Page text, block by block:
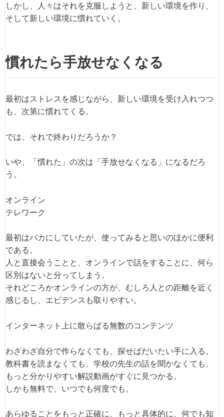
しかし、人々はそれを克服しようと、新しい環境を作り、
そして新しい環境に慣れていく。
慣れたら手放せなくなる
最初はストレスを感じながら、新しい環境を受け入れつつ
も、次第に慣れてくる。
では、それで終わりだろうか？
いや、「慣れた」の次は「手放せなくなる」になるだろ
う。
オンライン
テレワーク
最初はバカにしていたが、使ってみると思いのほかに便利
である。
人と直接会うことと、オンラインで話をすることに、何ら
区別はないと分ってしまう。
それどころかオンラインの方が、むしろ人との距離を近く
感じるし、エビデンスも取りやすい。
インターネット上に散らばる無数のコンテンツ
わざわざ自分で作らなくても、探せばだいたい手に入る。
教科書を読まなくても、学校の先生の話を聞かなくても、
もっと分かりやすい解説動画がすぐに見つかる。
しかも無料で、いつでも何度でも。
あらゆることをもっと正確に、もっと具体的に、何でも知